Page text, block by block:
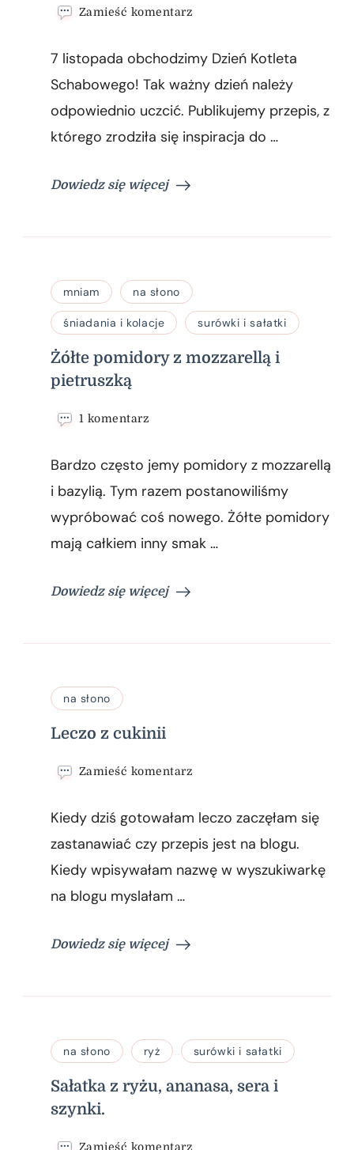
Zamieść komentarz
duszony
pomidorami
7 listopada obchodzimy Dzień Kotleta
Schabowego! Tak ważny dzień należy
odpowiednio uczcić. Publikujemy przepis, z
którego zrodziła się inspiracja do …
Dowiedz się więcej
mniam na słono
śniadania i kolacje surówki i sałatki
Żółte pomidory z mozzarellą i
pietruszką
1 komentarz
z
mozzarellą
i
pietruszką
Bardzo często jemy pomidory z mozzarellą
i bazylią. Tym razem postanowiliśmy
wypróbować coś nowego. Żółte pomidory
mają całkiem inny smak …
Dowiedz się więcej
na słono
Leczo z cukinii
Zamieść komentarz
z
cukinii
Kiedy dziś gotowałam leczo zaczęłam się
zastanawiać czy przepis jest na blogu.
Kiedy wpisywałam nazwę w wyszukiwarkę
na blogu myslałam …
Dowiedz się więcej
na słono ryż surówki i sałatki
Sałatka z ryżu, ananasa, sera i
szynki.
Zamieść komentarz